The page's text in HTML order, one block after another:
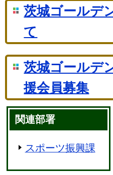
茨城ゴールデ
て
茨城ゴールデ
援会員募集
関連部署
スポーツ振興課